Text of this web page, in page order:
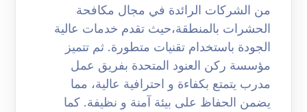
من الشركات الرائدة في مجال مكافحة
الحشرات بالمنطقة،حيث تقدم خدمات عالية
الجودة باستخدام تقنيات متطورة. ثم تتميز
مؤسسة ركن العنود المتحدة بفريق عمل
مدرب يتمتع بكفاءة و احترافية عالية، مما
يضمن الحفاظ على بيئة آمنة و نظيفة. كما